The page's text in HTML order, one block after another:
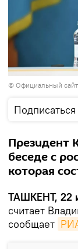
© Официальный сайт
Подписаться
Президент
беседе с
которая
ТАШКЕНТ, 22
считает
сообщает